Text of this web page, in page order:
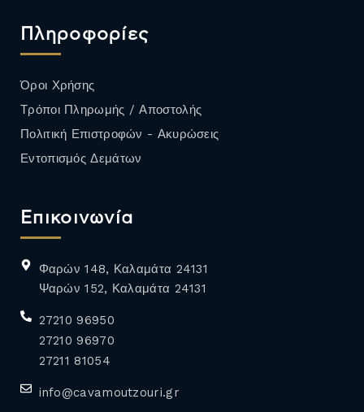
Πληροφορίες
Όροι Χρήσης
Τρόποι Πληρωμής / Αποστολής
Πολιτική Επιστροφών - Ακυρώσεις
Εντοπισμός Δεμάτων
Επικοινωνία
Φαρών 148, Καλαμάτα 24131
Ψαρών 152, Καλαμάτα 24131
27210 96950
27210 96970
27211 81054
info@cavamoutzouri.gr